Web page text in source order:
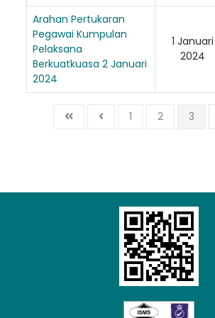
Arahan Pertukaran
Pegawai Kumpulan
Pelaksana
Berkuatkuasa 2 Januari
2024
1 Januari
2024
1 2 3